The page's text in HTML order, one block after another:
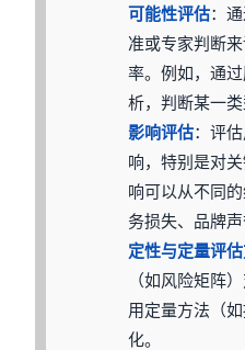
可能性评估：
准或专家判断
率。例如，通
析，判断某一类
影响评估：评
响，特别是对
响可以从不同
务损失、品牌声
定性与定量评
（如风险矩阵
用定量方法（
化。